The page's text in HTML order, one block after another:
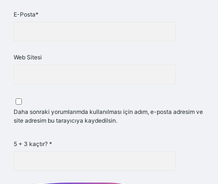
E-Posta*
Web Sitesi
Daha sonraki yorumlarımda kullanılması için adım, e-posta adresim ve
site adresim bu tarayıcıya kaydedilsin.
5 + 3 kaçtır? *